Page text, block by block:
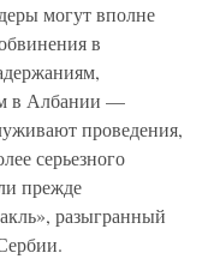
могут вполне
в
в Албании —
проведения,
серьезного
прежде
разыгранный